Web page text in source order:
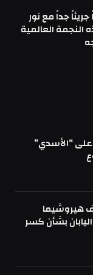
جداً مع نور
العالمية
على “الأسدي”
الـ81 لقصف هيروشيما
بشأن كسر